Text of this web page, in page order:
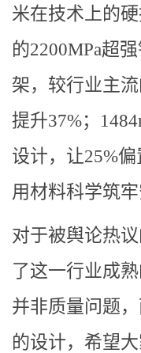
米在技术上的
的2200MPa超
架，较行业主
提升37%；
设计，让25%
用材料科学筑牢
对于被舆论热
了这一行业成
并非质量问题
的设计，希望